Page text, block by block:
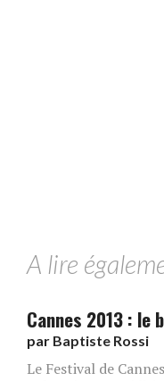
A lire
Cannes 2013 : le
par Baptiste Rossi
Le Festival de